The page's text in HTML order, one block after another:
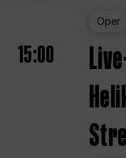
Oper
15:00